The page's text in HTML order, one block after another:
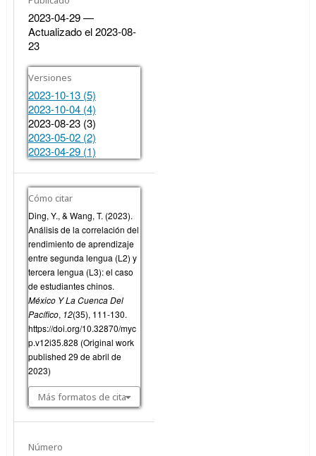
2023-04-29 —
Actualizado el 2023-08-
23
Versiones
2023-10-13 (5)
2023-10-04 (4)
2023-08-23 (3)
2023-05-02 (2)
2023-04-29 (1)
Cómo citar
Ding, Y., & Wang, T. (2023).
Análisis de la correlación del
rendimiento de aprendizaje
entre segunda lengua (L2) y
tercera lengua (L3): el caso
de estudiantes chinos.
México Y La Cuenca Del
Pacífico, 12(35), 111-130.
https://doi.org/10.32870/myc
p.v12i35.828 (Original work
published 29 de abril de
2023)
Más formatos de cita
Número